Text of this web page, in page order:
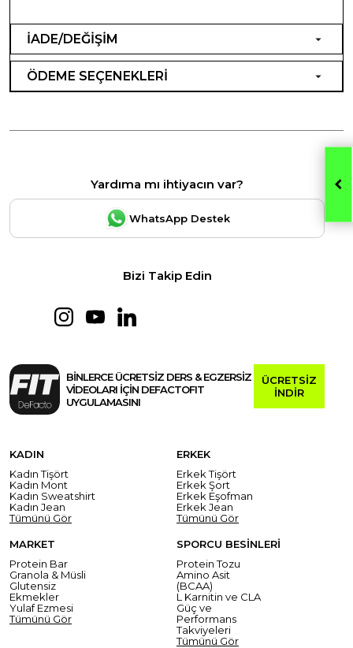
İADE/DEĞİŞİM
ÖDEME SEÇENEKLERİ
Yardıma mı ihtiyacın var?
WhatsApp Destek
Bizi Takip Edin
BİNLERCE ÜCRETSİZ DERS & EGZERSİZ
VİDEOLARI İÇİN DEFACTOFIT
UYGULAMASINI
ÜCRETSİZ
İNDİR
KADIN
Kadın Tişört
Kadın Mont
Kadın Sweatshirt
Kadın Jean
Tümünü Gör
ERKEK
Erkek Tişört
Erkek Şort
Erkek Eşofman
Erkek Jean
Tümünü Gör
MARKET
Protein Bar
Granola & Müsli
Glutensiz
Ekmekler
Yulaf Ezmesi
Tümünü Gör
SPORCU BESİNLERİ
Protein Tozu
Amino Asit
(BCAA)
L Karnitin ve CLA
Güç ve
Performans
Takviyeleri
Tümünü Gör